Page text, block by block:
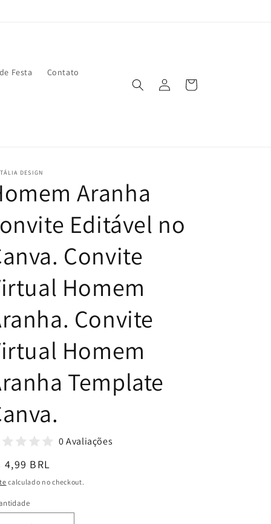
Festa Contato
login
Carrinho
DESIGN
Aranha
Editável no
Convite
Homem
Convite
Homem
Template
0 Avaliações
4,99 BRL
calculado no checkout.